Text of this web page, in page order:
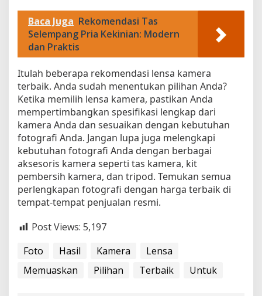
Baca Juga Rekomendasi Tas
Selempang Pria Kekinian: Modern
dan Praktis
Itulah beberapa rekomendasi lensa kamera
terbaik. Anda sudah menentukan pilihan Anda?
Ketika memilih lensa kamera, pastikan Anda
mempertimbangkan spesifikasi lengkap dari
kamera Anda dan sesuaikan dengan kebutuhan
fotografi Anda. Jangan lupa juga melengkapi
kebutuhan fotografi Anda dengan berbagai
aksesoris kamera seperti tas kamera, kit
pembersih kamera, dan tripod. Temukan semua
perlengkapan fotografi dengan harga terbaik di
tempat-tempat penjualan resmi.
Post Views: 5,197
Foto
Hasil Kamera
Lensa
Memuaskan
Pilihan Terbaik Untuk